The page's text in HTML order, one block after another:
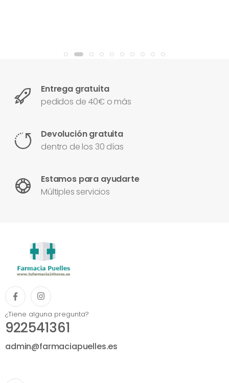
Entrega gratuita
pedidos de 40€ o más
Devolución gratuita
dentro de los 30 días
Estamos para ayudarte
Múltiples servicios
¿Tiene alguna pregunta?
922541361
admin@farmaciapuelles.es